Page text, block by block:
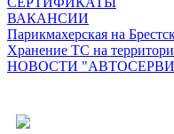
ВАКАНСИИ
Парикмахерская на
Хранение ТС на
НОВОСТИ